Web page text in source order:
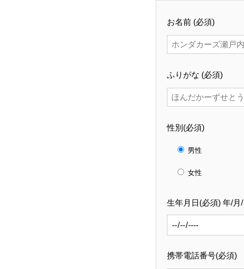
お名前 (必須)
ふりがな (必須)
性別(必須)
男性
女性
生年月日(必須) 年/月/
携帯電話番号(必須)